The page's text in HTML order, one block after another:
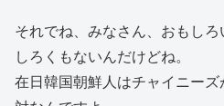
それでね、みなさん、おもし
しろくもないんだけどね。
在日韓国朝鮮人はチャイニー